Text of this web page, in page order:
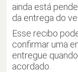
ainda está
da entrega do
Esse recibo
confirmar uma
entregue
acordado.